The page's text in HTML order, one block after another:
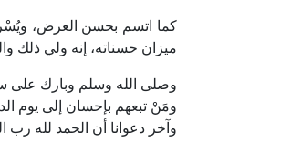
كما اتسم بحسن العرض، ويُسْر
ميزان حسناته، إنه ولي ذلك
وصلى الله وسلم وبارك على
ومَنْ تبعهم بإحسان إلى يوم
وآخر دعوانا أن الحمد لله رب